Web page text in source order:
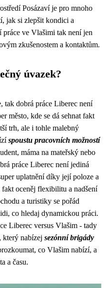
Posázaví je pro mnoho
jak si zlepšit kondici a
práce ve Vlašimi tak není jen
zkušenostem a kontaktům.
úvazek?
tak dobrá práce Liberec není
město, kde se dá sehnat fakt
trh, ale i tohle malebný
spoustu pracovních možností
máma na mateřský nebo
práce Liberec není jediná
uplatnění díky její poloze a
oceněj flexibilitu a nadšení
a turistiky se pořád
co hledaj dynamickou práci.
Liberec versus Vlašim - tady
který nabízej sezónní brigády
co Vlašim nabízí, a
a času.